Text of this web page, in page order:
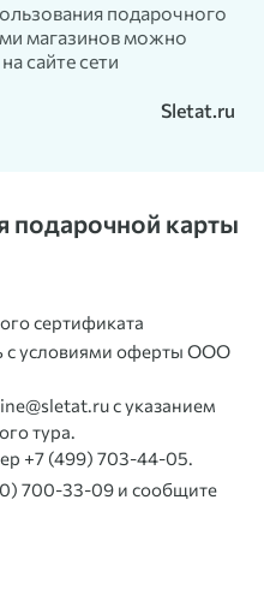
подарочного
магазинов можно
сайте сети
Sletat.ru
подарочной карты
сертификата
с условиями оферты ООО
с указанием
тура.
+7 (499) 703-44-05.
700-33-09 и сообщите